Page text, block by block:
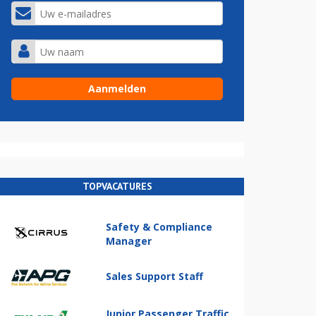
TOPVACATURES
Safety & Compliance
Manager
Sales Support Staff